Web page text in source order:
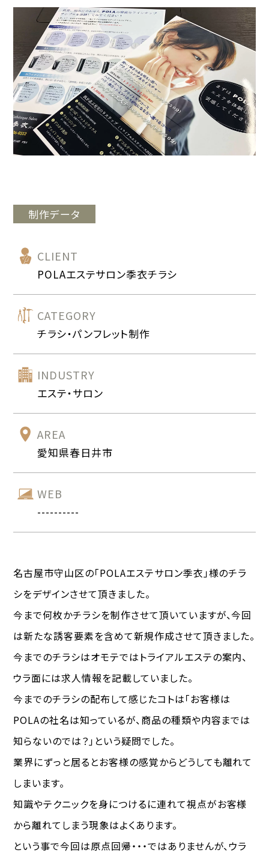
制作データ
CLIENT
POLAエステサロン季衣チラシ
CATEGORY
チラシ・パンフレット制作
INDUSTRY
エステ・サロン
AREA
愛知県春日井市
WEB
----------
名古屋市守山区の「POLAエステサロン季衣」様のチラ
シをデザインさせて頂きました。
今まで何枚かチラシを制作させて頂いていますが、今回
は新たな誘客要素を含めて新規作成させて頂きました。
今までのチラシはオモテではトライアルエステの案内、
ウラ面には求人情報を記載していました。
今までのチラシの配布して感じたコトは「お客様は
POLAの社名は知っているが、商品の種類や内容までは
知らないのでは？」という疑問でした。
業界にずっと居るとお客様の感覚からどうしても離れて
しまいます。
知識やテクニックを身につけるに連れて視点がお客様
から離れてしまう現象はよくあります。
という事で今回は原点回帰・・・ではありませんが、ウラ